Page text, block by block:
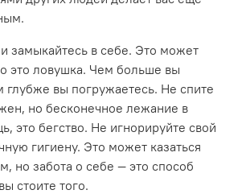
замыкайтесь в себе. Это может
это ловушка. Чем больше вы
глубже вы погружаетесь. Не спите
но бесконечное лежание в
это бегство. Не игнорируйте свой
гигиену. Это может казаться
но забота о себе — это способ
стоите того.